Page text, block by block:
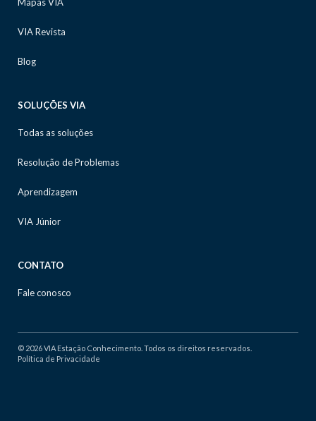
VIA Revista
Blog
SOLUÇÕES VIA
Todas as soluções
Resolução de Problemas
Aprendizagem
VIA Júnior
CONTATO
Fale conosco
© 2026 VIA Estação Conhecimento. Todos os direitos reservados.
Política de Privacidade